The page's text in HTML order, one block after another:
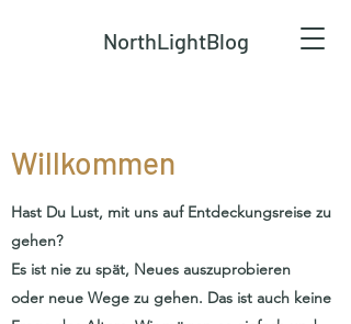
NorthLightBlog
Willkommen
Hast Du Lust, mit uns auf Entdeckungsreise zu
gehen?
Es ist nie zu spät, Neues auszuprobieren
oder neue Wege zu gehen. Das ist auch keine